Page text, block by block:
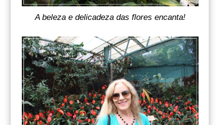
A beleza e delicadeza das flores encanta!